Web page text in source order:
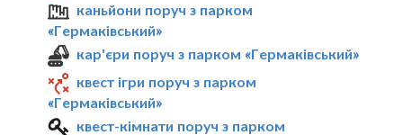
каньйони поруч з парком
«Гермаківський»
кар'єри поруч з парком «Гермаківський»
квест ігри поруч з парком
«Гермаківський»
квест-кімнати поруч з парком